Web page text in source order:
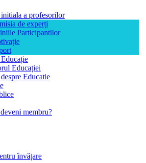
a profesorilor
de experți
Participantilor
Educației
Educatie
membru?
învățare